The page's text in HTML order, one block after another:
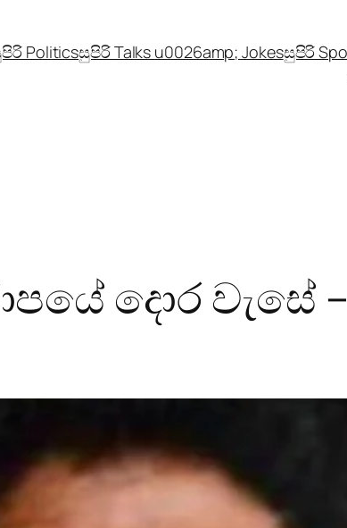
Politicsසුපිරි Talks u0026amp; Jokesසුපිරි
දොර වැසේ